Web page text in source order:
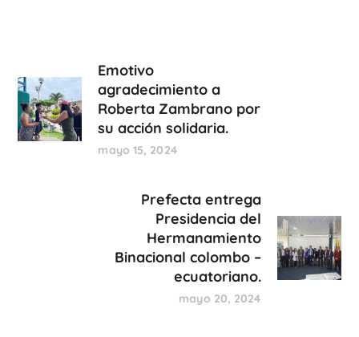
Emotivo
agradecimiento a
Roberta Zambrano por
su acción solidaria.
mayo 15, 2024
Prefecta entrega
Presidencia del
Hermanamiento
Binacional colombo –
ecuatoriano.
mayo 20, 2024